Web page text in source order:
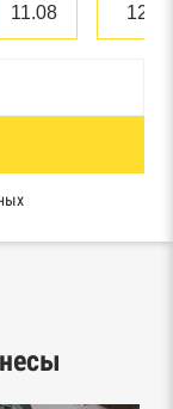
обслуживания
11.08
12.08